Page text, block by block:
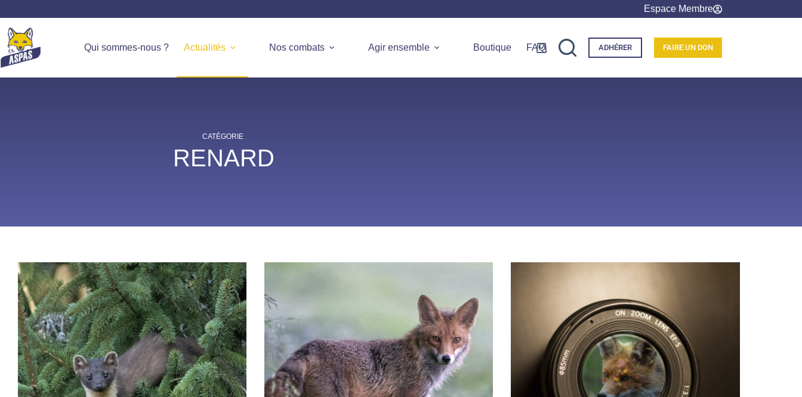
Espace Membre
Qui sommes-nous ? Actualités Nos combats Agir ensemble Boutique FAQ ADHÉRER FAIRE UN DON
CATÉGORIE
RENARD